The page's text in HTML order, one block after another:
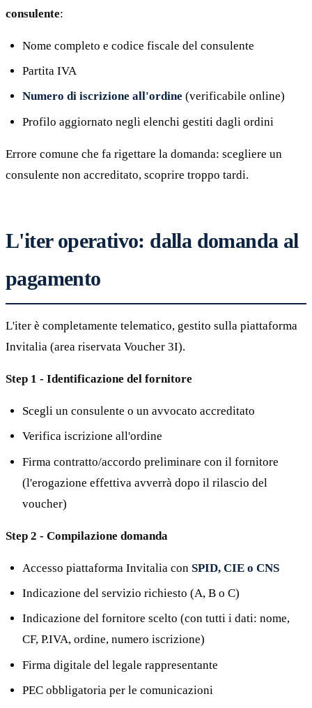
consulente:
Nome completo e codice fiscale del consulente
Partita IVA
Numero di iscrizione all'ordine (verificabile online)
Profilo aggiornato negli elenchi gestiti dagli ordini
Errore comune che fa rigettare la domanda: scegliere un
consulente non accreditato, scoprire troppo tardi.
L'iter operativo: dalla domanda al
pagamento
L'iter è completamente telematico, gestito sulla piattaforma
Invitalia (area riservata Voucher 3I).
Step 1 - Identificazione del fornitore
Scegli un consulente o un avvocato accreditato
Verifica iscrizione all'ordine
Firma contratto/accordo preliminare con il fornitore
(l'erogazione effettiva avverrà dopo il rilascio del
voucher)
Step 2 - Compilazione domanda
Accesso piattaforma Invitalia con SPID, CIE o CNS
Indicazione del servizio richiesto (A, B o C)
Indicazione del fornitore scelto (con tutti i dati: nome,
CF, P.IVA, ordine, numero iscrizione)
Firma digitale del legale rappresentante
PEC obbligatoria per le comunicazioni